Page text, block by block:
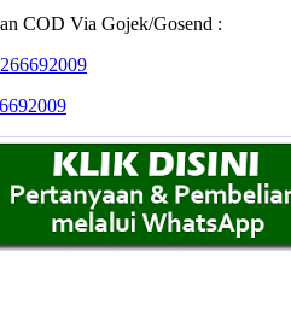
COD Via Gojek/Gosend :